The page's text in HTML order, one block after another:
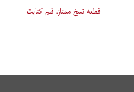
قطعه نسخ ممتاز. قلم کتابت